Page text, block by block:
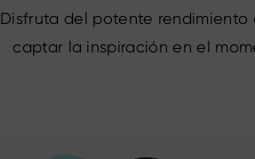
Disfruta del potente
captar la inspiración en el